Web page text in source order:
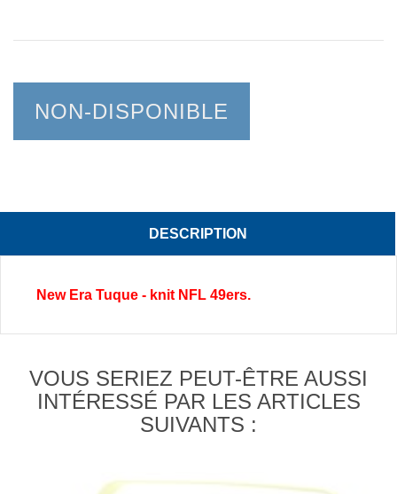
NON-DISPONIBLE
DESCRIPTION
New Era Tuque - knit NFL 49ers.
VOUS SERIEZ PEUT-ÊTRE AUSSI
INTÉRESSÉ PAR LES ARTICLES
SUIVANTS :